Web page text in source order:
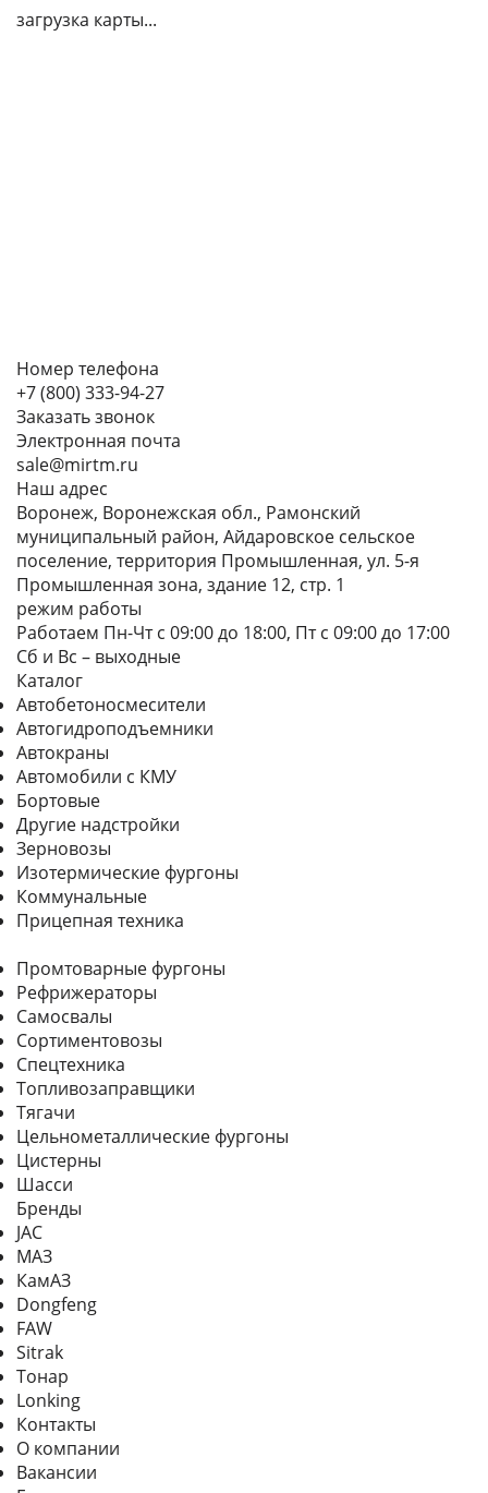
загрузка карты...
Номер телефона
+7 (800) 333-94-27
Заказать звонок
Электронная почта
sale@mirtm.ru
Наш адрес
Воронеж, Воронежская обл., Рамонский
муниципальный район, Айдаровское сельское
поселение, территория Промышленная, ул. 5-я
Промышленная зона, здание 12, стр. 1
режим работы
Работаем Пн-Чт с 09:00 до 18:00, Пт с 09:00 до 17:00
Сб и Вс – выходные
Каталог
Автобетоносмесители
Автогидроподъемники
Автокраны
Автомобили с КМУ
Бортовые
Другие надстройки
Зерновозы
Изотермические фургоны
Коммунальные
Прицепная техника
Промтоварные фургоны
Рефрижераторы
Самосвалы
Сортиментовозы
Спецтехника
Топливозаправщики
Тягачи
Цельнометаллические фургоны
Цистерны
Шасси
Бренды
JAC
МАЗ
КамАЗ
Dongfeng
FAW
Sitrak
Тонар
Lonking
Контакты
О компании
Вакансии